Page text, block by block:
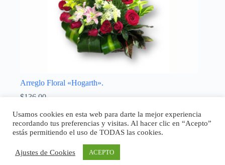
Arreglo Floral «Hogarth».
$136,00
Sin categoría
Añadir al carrito
Usamos cookies en esta web para darte la mejor experiencia
recordando tus preferencias y visitas. Al hacer clic en “Acepto”
estás permitiendo el uso de TODAS las cookies.
Ajustes de Cookies ACEPTO